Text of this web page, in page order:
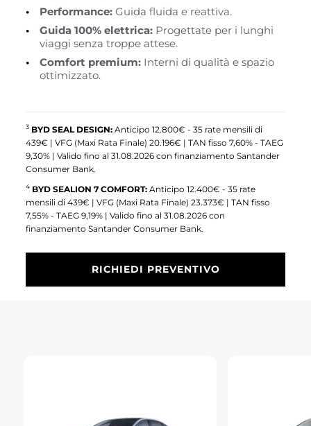
Performance: Guida fluida e reattiva.
Guida 100% elettrica: Progettate per i lunghi
viaggi senza troppe attese.
Comfort premium: Interni di qualità e spazio
ottimizzato.
3 BYD SEAL DESIGN: Anticipo 12.800€ - 35 rate mensili di
439€ | VFG (Maxi Rata Finale) 20.196€ | TAN fisso 7,60% - TAEG
9,30% | Valido fino al 31.08.2026 con finanziamento Santander
Consumer Bank.
4 BYD SEALION 7 COMFORT: Anticipo 12.400€ - 35 rate
mensili di 439€ | VFG (Maxi Rata Finale) 23.373€ | TAN fisso
7,55% - TAEG 9,19% | Valido fino al 31.08.2026 con
finanziamento Santander Consumer Bank.
RICHIEDI PREVENTIVO